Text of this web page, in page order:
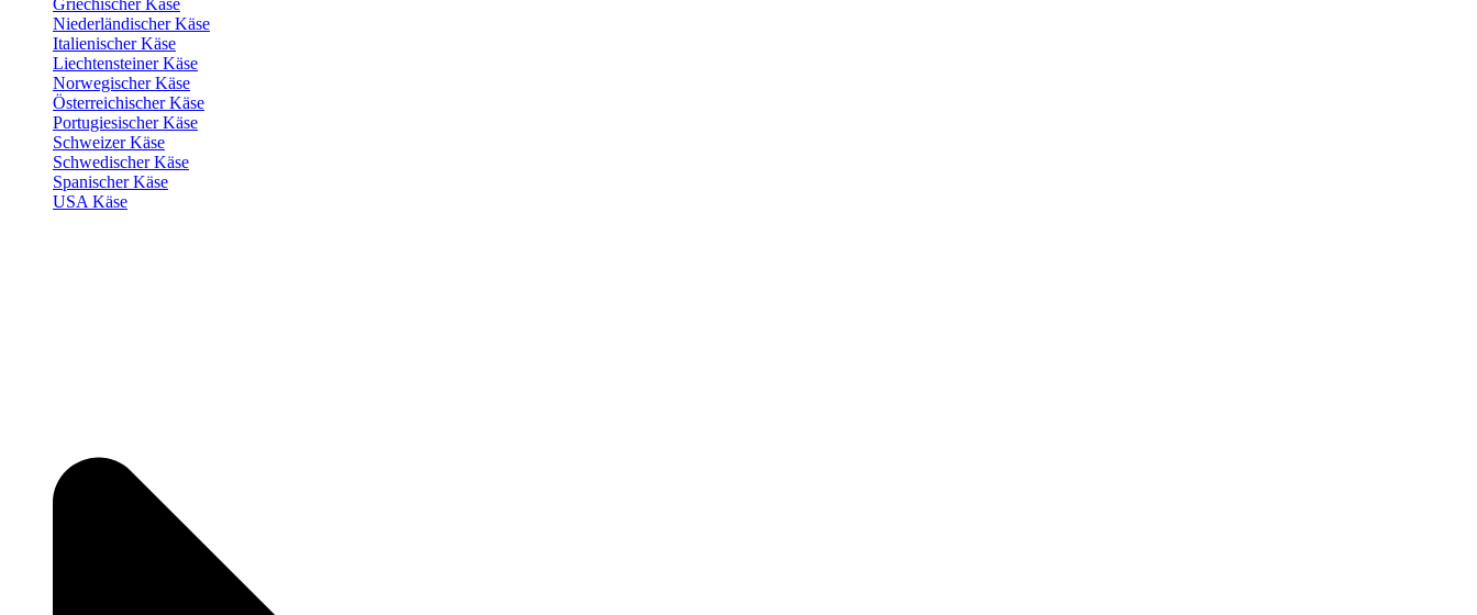
Griechischer Käse
Niederländischer Käse
Italienischer Käse
Liechtensteiner Käse
Norwegischer Käse
Österreichischer Käse
Portugiesischer Käse
Schweizer Käse
Schwedischer Käse
Spanischer Käse
USA Käse